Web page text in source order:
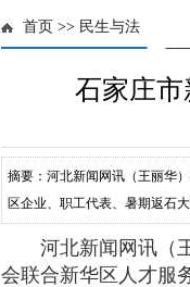
首页 >> 民生与法
石家庄
摘要：河北新闻网讯（王丽华
区企业、职工代表、暑期返石
河北新闻网讯（
会联合新华区人才服